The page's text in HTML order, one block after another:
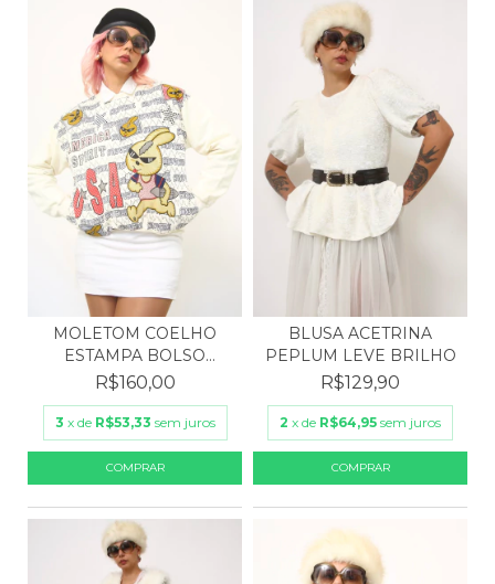
MOLETOM COELHO
ESTAMPA BOLSO
VINTAGE
R$160,00
3 x de R$53,33 sem juros
BLUSA ACETRINA
PEPLUM LEVE BRILHO
R$129,90
2 x de R$64,95 sem juros